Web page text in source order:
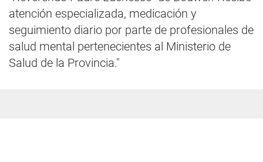
atención especializada, medicación y
seguimiento diario por parte de profesionales de
salud mental pertenecientes al Ministerio de
Salud de la Provincia."